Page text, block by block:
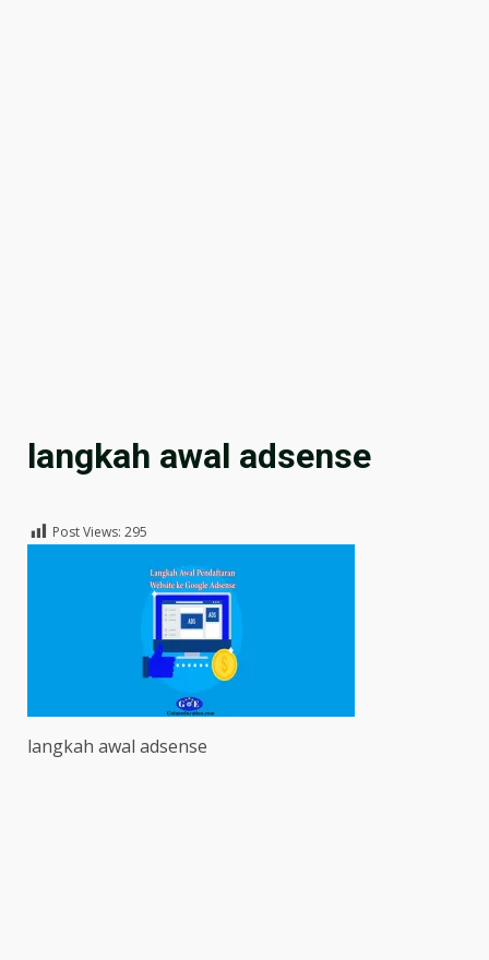
langkah awal adsense
Post Views: 295
langkah awal adsense